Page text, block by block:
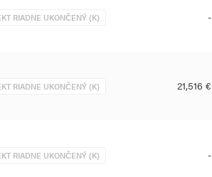
RIADNE UKONČENÝ (K) -
RIADNE UKONČENÝ (K) 21,516 €
RIADNE UKONČENÝ (K) -